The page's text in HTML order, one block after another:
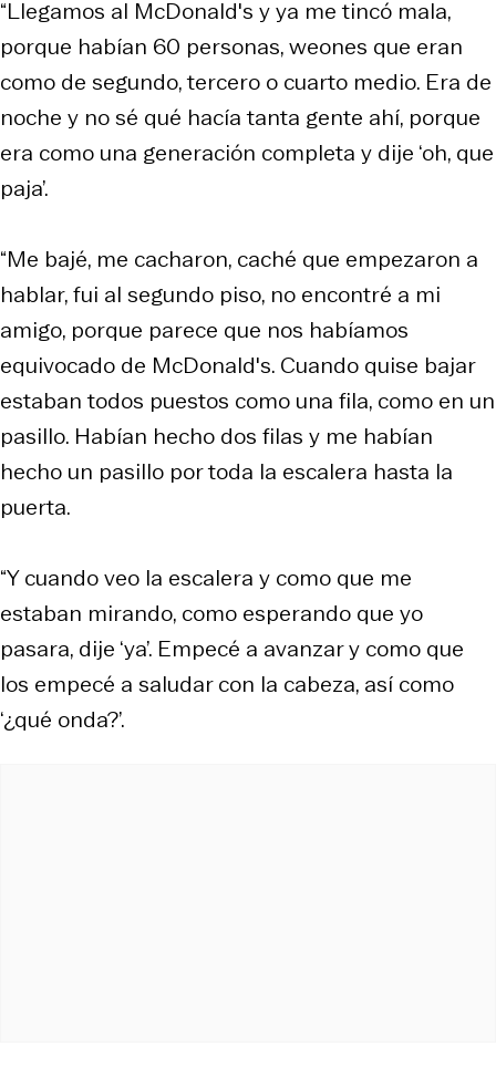
“Llegamos al McDonald's y ya me tincó mala,
porque habían 60 personas, weones que eran
como de segundo, tercero o cuarto medio. Era de
noche y no sé qué hacía tanta gente ahí, porque
era como una generación completa y dije ‘oh, que
paja’.
“Me bajé, me cacharon, caché que empezaron a
hablar, fui al segundo piso, no encontré a mi
amigo, porque parece que nos habíamos
equivocado de McDonald's. Cuando quise bajar
estaban todos puestos como una fila, como en un
pasillo. Habían hecho dos filas y me habían
hecho un pasillo por toda la escalera hasta la
puerta.
“Y cuando veo la escalera y como que me
estaban mirando, como esperando que yo
pasara, dije ‘ya’. Empecé a avanzar y como que
los empecé a saludar con la cabeza, así como
‘¿qué onda?’.